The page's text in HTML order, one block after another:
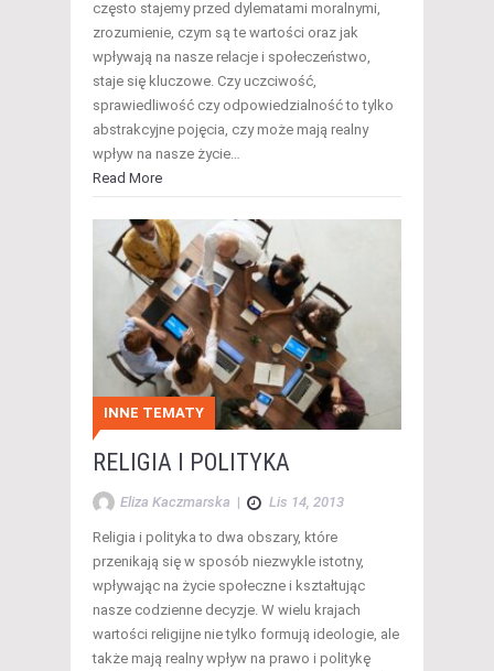
często stajemy przed dylematami moralnymi,
zrozumienie, czym są te wartości oraz jak
wpływają na nasze relacje i społeczeństwo,
staje się kluczowe. Czy uczciwość,
sprawiedliwość czy odpowiedzialność to tylko
abstrakcyjne pojęcia, czy może mają realny
wpływ na nasze życie…
Read More
INNE TEMATY
RELIGIA I POLITYKA
Eliza Kaczmarska | Lis 14, 2013
Religia i polityka to dwa obszary, które
przenikają się w sposób niezwykle istotny,
wpływając na życie społeczne i kształtując
nasze codzienne decyzje. W wielu krajach
wartości religijne nie tylko formują ideologie, ale
także mają realny wpływ na prawo i politykę